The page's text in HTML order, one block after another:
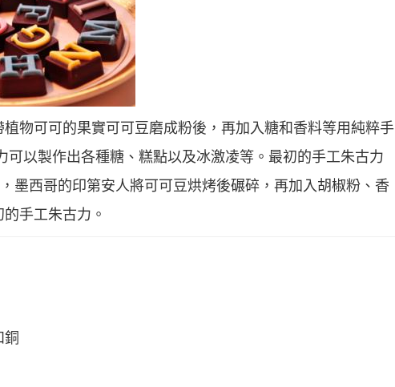
物可可的果實可可豆磨成粉後，再加入糖和香料等用純粹手
以製作出各種糖、糕點以及冰激凌等。最初的手工朱古力
墨西哥的印第安人將可可豆烘烤後碾碎，再加入胡椒粉、香
手工朱古力。